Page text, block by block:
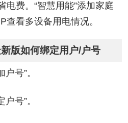
电费。“智慧用能”添加家庭
查看多设备用电情况。
版如何绑定用户/户号
号”。
号”。